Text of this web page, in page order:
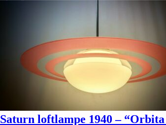
Saturn loftlampe 1940 –